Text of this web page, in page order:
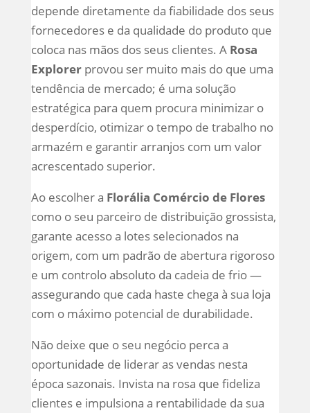
depende diretamente da fiabilidade dos seus
fornecedores e da qualidade do produto que
coloca nas mãos dos seus clientes. A Rosa
Explorerprovou ser muito mais do que uma
tendência de mercado; é uma solução
estratégica para quem procura minimizar o
desperdício, otimizar o tempo de trabalho no
armazém e garantir arranjos com um valor
acrescentado superior.
Ao escolher a Florália Comércio de Flores
como o seu parceiro de distribuição grossista,
garante acesso a lotes selecionados na
origem, com um padrão de abertura rigoroso
e um controlo absoluto da cadeia de frio —
assegurando que cada haste chega à sua loja
com o máximo potencial de durabilidade.
Não deixe que o seu negócio perca a
oportunidade de liderar as vendas nesta
época sazonais. Invista na rosa que fideliza
clientes e impulsiona a rentabilidade da sua